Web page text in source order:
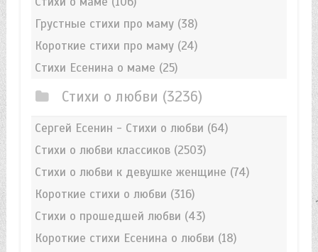
Грустные стихи про маму(38)
Короткие стихи про маму(24)
Стихи Есенина о маме (25)
Стихи о любви (3236)
Сергей Есенин - Стихи о любви (64)
Стихи о любви классиков(2503)
Стихи о любви к девушке женщине (74)
Короткие стихи о любви (316)
Стихи о прошедшей любви (43)
Короткие стихи Есенина о любви (18)